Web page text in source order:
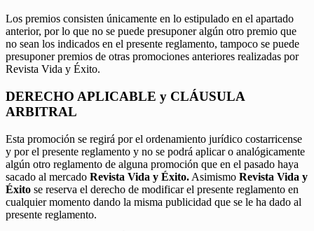
Los premios consisten únicamente en lo estipulado en el apartado
anterior, por lo que no se puede presuponer algún otro premio que
no sean los indicados en el presente reglamento, tampoco se puede
presuponer premios de otras promociones anteriores realizadas por
Revista Vida y Éxito.
DERECHO APLICABLE y CLÁUSULA
ARBITRAL
Esta promoción se regirá por el ordenamiento jurídico costarricense
y por el presente reglamento y no se podrá aplicar o analógicamente
algún otro reglamento de alguna promoción que en el pasado haya
sacado al mercado Revista Vida y Éxito. Asimismo Revista Vida y
Éxito se reserva el derecho de modificar el presente reglamento en
cualquier momento dando la misma publicidad que se le ha dado al
presente reglamento.